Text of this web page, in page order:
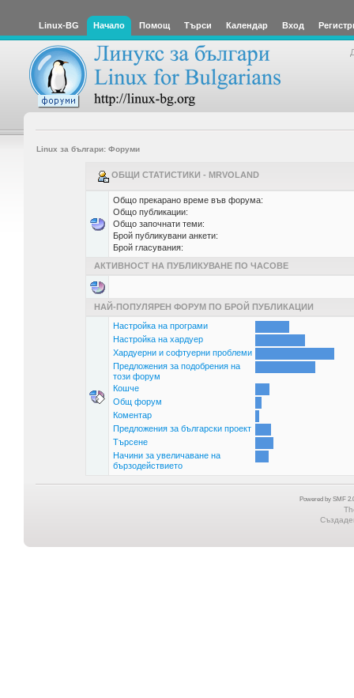
Linux-BG Начало Помощ Търси Календар Вход
Linux за българи: Форуми
ОБЩИ СТАТИСТИКИ - MRVOLAND
Общо прекарано време във форума:
Общо публикации:
Общо започнати теми:
Брой публикувани анкети:
Брой гласувания:
АКТИВНОСТ НА ПУБЛИКУВАНЕ ПО ЧАСОВЕ
НАЙ-ПОПУЛЯРЕН ФОРУМ ПО БРОЙ ПУБЛИКАЦИИ
Настройка на програми
Настройка на хардуер
Хардуерни и софтуерни проблеми
Предложения за подобрения на
този форум
Кошче
Общ форум
Коментар
Предложения за български проект
Търсене
Начини за увеличаване на
бързодействието
Powered by SMF